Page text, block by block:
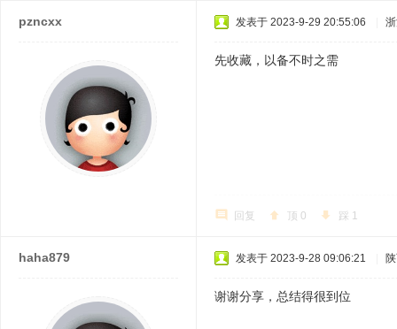
pzncxx 发表于 2023-9-29 20:55:06
先收藏，以备不时之需
回复 顶 0 踩 1
haha879 发表于 2023-9-28 09:06:21
谢谢分享，总结得很到位